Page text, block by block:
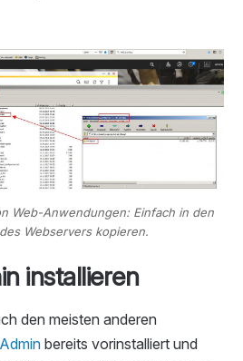
Web-Anwendungen: Einfach in den
Webservers kopieren.
installieren
den meisten anderen
bereits vorinstalliert und